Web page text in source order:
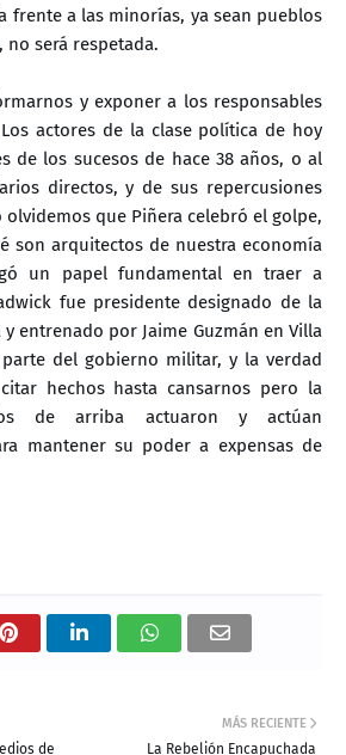
frente a las minorías, ya sean pueblos
no será respetada.
y exponer a los responsables
actores de la clase política de hoy
de los sucesos de hace 38 años, o al
directos, y de sus repercusiones
olvidemos que Piñera celebró el golpe,
son arquitectos de nuestra economía
un papel fundamental en traer a
fue presidente designado de la
y entrenado por Jaime Guzmán en Villa
parte del gobierno militar, y la verdad
hechos hasta cansarnos pero la
de arriba actuaron y actúan
mantener su poder a expensas de
MÁS RECIENTE
La Rebelión Encapuchada
de